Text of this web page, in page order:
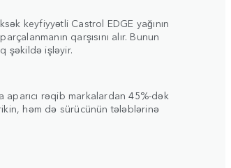
keyfiyyətli Castrol EDGE yağının
qarşısını alır. Bunun
şəkildə işləyir.
rəqib markalardan 45%-dək
həm də sürücünün tələblərinə